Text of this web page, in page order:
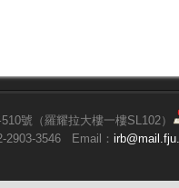
號（羅耀拉大樓一樓SL102）
2903-3546 Email：